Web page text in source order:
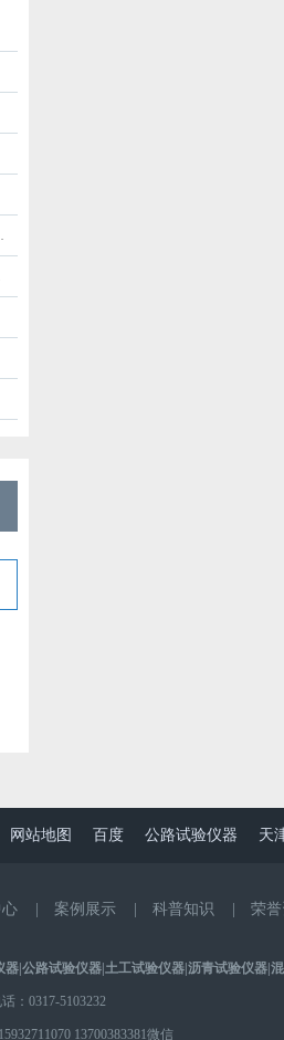
网站地图 百度 公路试验仪器 天
案例展示 科普知识 荣
器 公路试验仪器 土工试验仪器 沥青试验仪器
：0317-5103232
15932711070 13700383381微信